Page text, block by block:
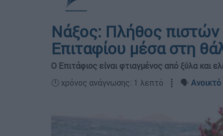
Νάξος: Πλήθος πιστών
Επιταφίου μέσα στη
Ο Επιτάφιος είναι φτιαγμένος από ξύλα και
🕛 χρόνος ανάγνωσης: 1 λεπτό ┋ 🗣️ Ανοικτό